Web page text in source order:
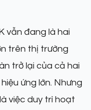
vẫn đang là hai
trên thị trường
trở lại của cả hai
ứng lớn. Nhưng
việc duy trì hoạt